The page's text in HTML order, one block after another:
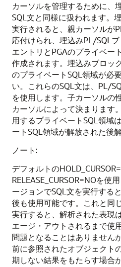
カーソルを管理するために、
SQL文と同様に扱われます。
実行されると、親カーソルが
応付けられ、埋込みPL/SQL
エントリとPGAのプライベー
作成されます。埋込みブロッ
のプライベートSQL領域が必
い。これらのSQL文は、PL/
を使用します。子カーソルの
カーソルによって決まります
用するプライベートSQL領域
ートSQL領域が解放された後
ノート:
デフォルトの
RELEASE_CURSOR=NOを使
ージョンでSQL文を実行する
後も使用可能です。これと同
実行すると、解析された表現
エージ・アウトされるまで使
問題となることはありません
前に参照されたオブジェクト
期しない結果をもたらす場合